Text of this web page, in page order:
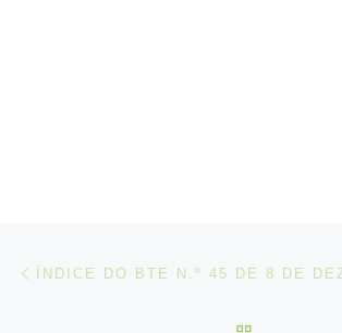
Post navigation